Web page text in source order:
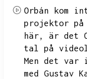
Orbán kom
projektor på
här,
är det
tal på
Men det var
med Gustav